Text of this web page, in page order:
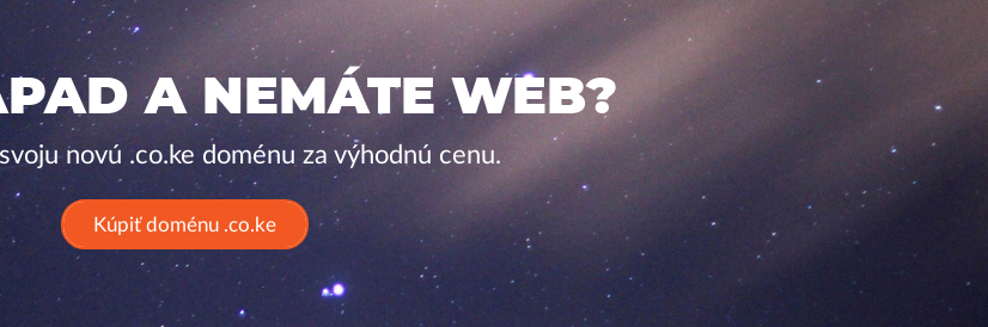
A NEMÁTE WEB?
novú .co.ke doménu za výhodnú cenu.
Kúpiť doménu .co.ke